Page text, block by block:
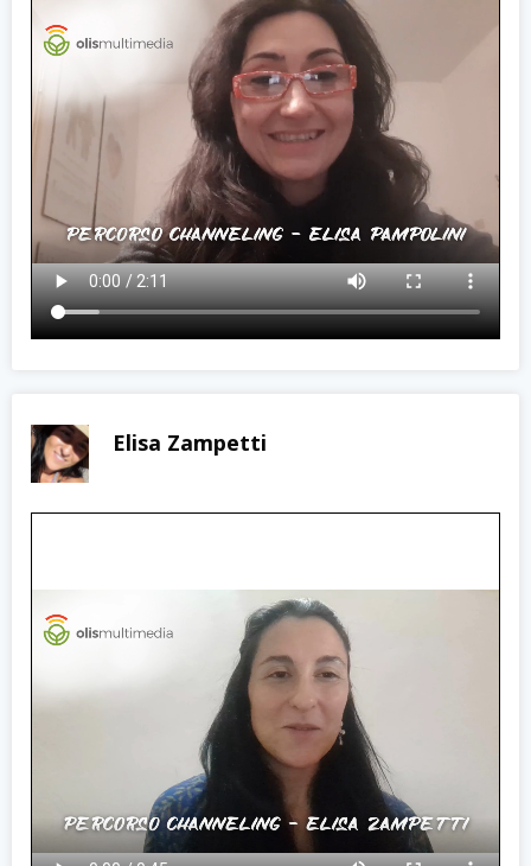
Elisa Zampetti